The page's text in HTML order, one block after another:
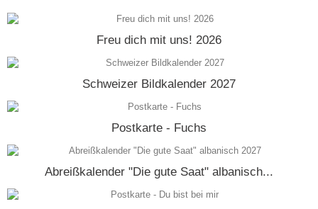
Freu dich mit uns! 2026
Schweizer Bildkalender 2027
Postkarte - Fuchs
Abreißkalender "Die gute Saat" albanisch...